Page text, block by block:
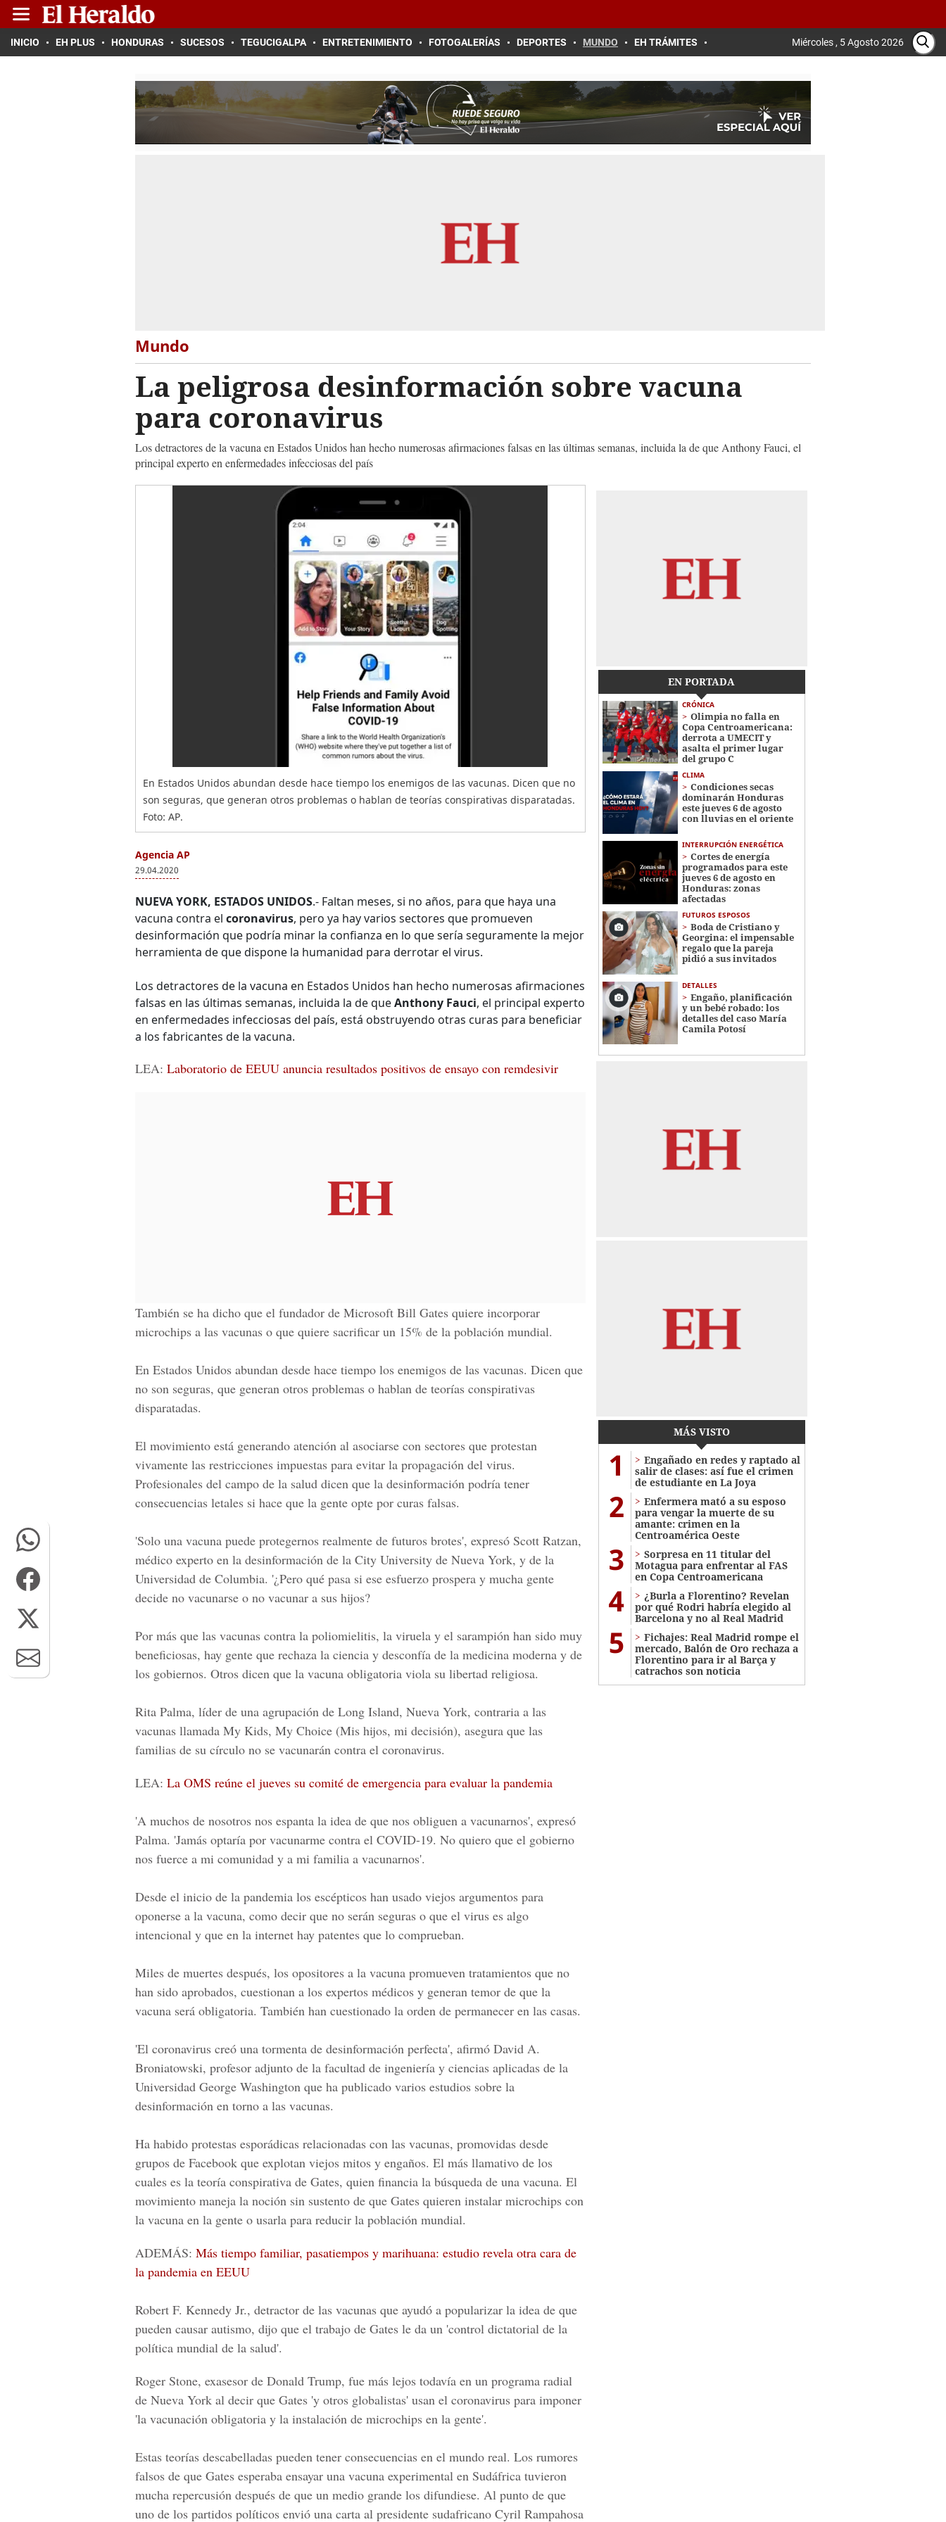
INICIO EH PLUS HONDURAS SUCESOS TEGUCIGALPA ENTRETENIMIENTO FOTOGALERÍAS DEPORTES MUNDO EH TRÁMITES Miércoles , 5 Agosto 2026
Mundo
La peligrosa desinformación sobre vacuna
para coronavirus
Los detractores de la vacuna en Estados Unidos han hecho numerosas afirmaciones falsas en las últimas semanas, incluida la de que Anthony Fauci, el
principal experto en enfermedades infecciosas del país
En Estados Unidos abundan desde hace tiempo los enemigos de las vacunas. Dicen que no
son seguras, que generan otros problemas o hablan de teorías conspirativas disparatadas.
Foto: AP.
Agencia AP
29.04.2020
NUEVA YORK, ESTADOS UNIDOS.- Faltan meses, si no años, para que haya una
vacuna contra el coronavirus, pero ya hay varios sectores que promueven
desinformación que podría minar la confianza en lo que sería seguramente la mejor
herramienta de que dispone la humanidad para derrotar el virus.
Los detractores de la vacuna en Estados Unidos han hecho numerosas afirmaciones
falsas en las últimas semanas, incluida la de queAnthony Fauci, el principal experto
en enfermedades infecciosas del país, está obstruyendo otras curas para beneficiar
a los fabricantes de la vacuna.
LEA: Laboratorio de EEUU anuncia resultados positivos de ensayo con remdesivir
También se ha dicho que el fundador de Microsoft Bill Gates quiere incorporar
microchips a las vacunas o que quiere sacrificar un 15% de la población mundial.
En Estados Unidos abundan desde hace tiempo los enemigos de las vacunas. Dicen que
no son seguras, que generan otros problemas o hablan de teorías conspirativas
disparatadas.
El movimiento está generando atención al asociarse con sectores que protestan
vivamente las restricciones impuestas para evitar la propagación del virus.
Profesionales del campo de la salud dicen que la desinformación podría tener
consecuencias letales si hace que la gente opte por curas falsas.
'Solo una vacuna puede protegernos realmente de futuros brotes', expresó Scott Ratzan,
médico experto en la desinformación de la City University de Nueva York, y de la
Universidad de Columbia. '¿Pero qué pasa si ese esfuerzo prospera y mucha gente
decide no vacunarse o no vacunar a sus hijos?
Por más que las vacunas contra la poliomielitis, la viruela y el sarampión han sido muy
beneficiosas, hay gente que rechaza la ciencia y desconfía de la medicina moderna y de
los gobiernos. Otros dicen que la vacuna obligatoria viola su libertad religiosa.
Rita Palma, líder de una agrupación de Long Island, Nueva York, contraria a las
vacunas llamada My Kids, My Choice (Mis hijos, mi decisión), asegura que las
familias de su círculo no se vacunarán contra el coronavirus.
LEA: La OMS reúne el jueves su comité de emergencia para evaluar la pandemia
'A muchos de nosotros nos espanta la idea de que nos obliguen a vacunarnos', expresó
Palma. 'Jamás optaría por vacunarme contra el COVID-19. No quiero que el gobierno
nos fuerce a mi comunidad y a mi familia a vacunarnos'.
Desde el inicio de la pandemia los escépticos han usado viejos argumentos para
oponerse a la vacuna, como decir que no serán seguras o que el virus es algo
intencional y que en la internet hay patentes que lo comprueban.
Miles de muertes después, los opositores a la vacuna promueven tratamientos que no
han sido aprobados, cuestionan a los expertos médicos y generan temor de que la
vacuna será obligatoria. También han cuestionado la orden de permanecer en las casas.
'El coronavirus creó una tormenta de desinformación perfecta', afirmó David A.
Broniatowski, profesor adjunto de la facultad de ingeniería y ciencias aplicadas de la
Universidad George Washington que ha publicado varios estudios sobre la
desinformación en torno a las vacunas.
Ha habido protestas esporádicas relacionadas con las vacunas, promovidas desde
grupos de Facebook que explotan viejos mitos y engaños. El más llamativo de los
cuales es la teoría conspirativa de Gates, quien financia la búsqueda de una vacuna. El
movimiento maneja la noción sin sustento de que Gates quieren instalar microchips con
la vacuna en la gente o usarla para reducir la población mundial.
ADEMÁS: Más tiempo familiar, pasatiempos y marihuana: estudio revela otra cara de
la pandemia en EEUU
Robert F. Kennedy Jr., detractor de las vacunas que ayudó a popularizar la idea de que
pueden causar autismo, dijo que el trabajo de Gates le da un 'control dictatorial de la
política mundial de la salud'.
Roger Stone, exasesor de Donald Trump, fue más lejos todavía en un programa radial
de Nueva York al decir que Gates 'y otros globalistas' usan el coronavirus para imponer
'la vacunación obligatoria y la instalación de microchips en la gente'.
Estas teorías descabelladas pueden tener consecuencias en el mundo real. Los rumores
falsos de que Gates esperaba ensayar una vacuna experimental en Sudáfrica tuvieron
mucha repercusión después de que un medio grande los difundiese. Al punto de que
uno de los partidos políticos envió una carta al presidente sudafricano Cyril Rampahosa
EN PORTADA
CRÓNICA
Olimpia no falla en
Copa Centroamericana:
derrota a UMECIT y
asalta el primer lugar
del grupo C
CLIMA
Condiciones secas
dominarán Honduras
este jueves 6 de agosto
con lluvias en el oriente
INTERRUPCIÓN ENERGÉTICA
Cortes de energía
programados para este
jueves 6 de agosto en
Honduras: zonas
afectadas
FUTUROS ESPOSOS
Boda de Cristiano y
Georgina: el impensable
regalo que la pareja
pidió a sus invitados
DETALLES
Engaño, planificación
y un bebé robado: los
detalles del caso María
Camila Potosí
MÁS VISTO
1
Engañado en redes y raptado al
salir de clases: así fue el crimen
de estudiante en La Joya
2
Enfermera mató a su esposo
para vengar la muerte de su
amante: crimen en la
Centroamérica Oeste
3
Sorpresa en 11 titular del
Motagua para enfrentar al FAS
en Copa Centroamericana
4
¿Burla a Florentino? Revelan
por qué Rodri habría elegido al
Barcelona y no al Real Madrid
5
Fichajes: Real Madrid rompe el
mercado, Balón de Oro rechaza a
Florentino para ir al Barça y
catrachos son noticia